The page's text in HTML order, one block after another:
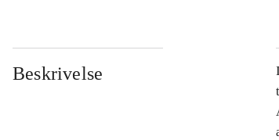
Beskrivelse